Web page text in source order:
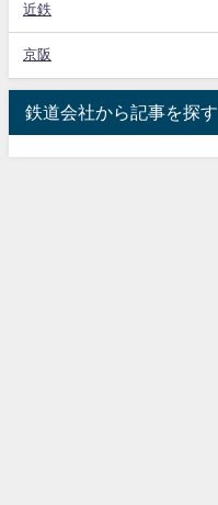
近鉄
京阪
鉄道会社から記事を探す